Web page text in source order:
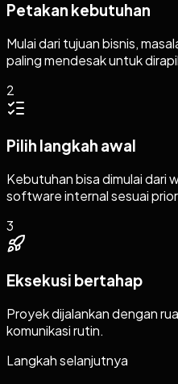
Petakan kebutuhan
Mulai dari tujuan bisnis,
paling mendesak untuk
2
Pilih langkah awal
Kebutuhan bisa dimulai dari
software internal sesuai
3
Eksekusi bertahap
Proyek dijalankan dengan
komunikasi rutin.
Langkah selanjutnya